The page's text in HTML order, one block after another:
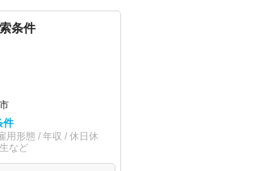
条件
件
用形態 / 年収 / 休日休
など